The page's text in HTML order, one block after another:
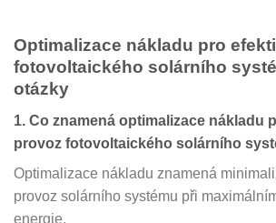
Optimalizace nákladu pro
fotovoltaického solárního
otázky
1. Co znamená optimalizace nákladu
provoz fotovoltaického solárního
Optimalizace nákladu znamená
provoz solárního systému při
energie.